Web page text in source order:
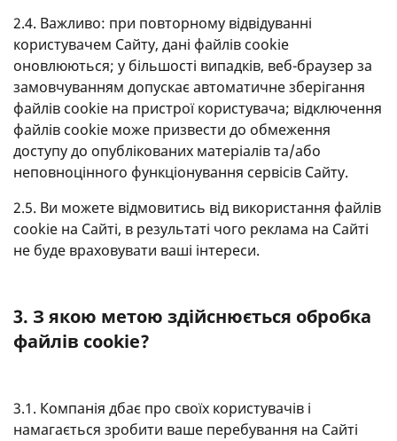
2.4. Важливо: при повторному відвідуванні
користувачем Сайту, дані файлів cookie
оновлюються; у більшості випадків, веб-браузер за
замовчуванням допускає автоматичне зберігання
файлів cookie на пристрої користувача; відключення
файлів cookie може призвести до обмеження
доступу до опублікованих матеріалів та/або
неповноцінного функціонування сервісів Сайту.
2.5. Ви можете відмовитись від використання файлів
cookie на Сайті, в результаті чого реклама на Сайті
не буде враховувати ваші інтереси.
3. З якою метою здійснюється обробка
файлів cookie?
3.1. Компанія дбає про своїх користувачів і
намагається зробити ваше перебування на Сайті